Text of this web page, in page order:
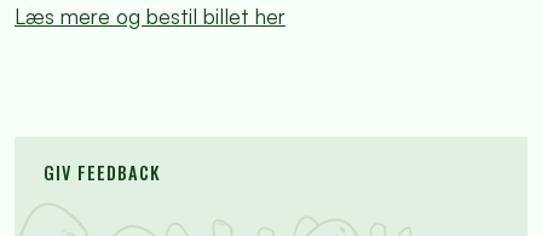
Læs mere og bestil billet her
GIV FEEDBACK